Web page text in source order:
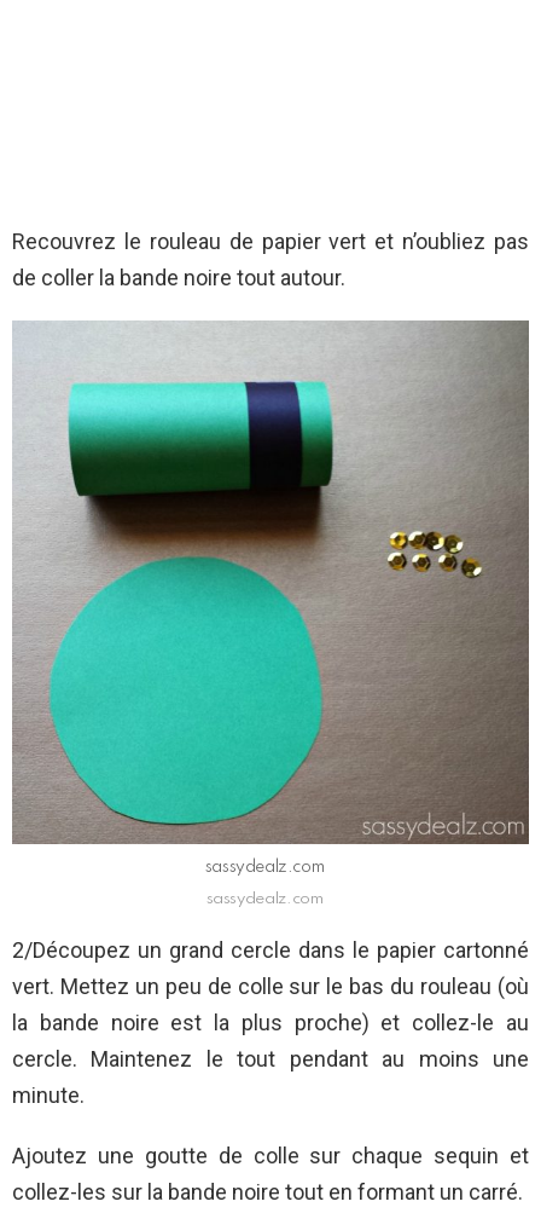
Recouvrez le rouleau de papier vert et n’oubliez pas
de coller la bande noire tout autour.
sassydealz.com
sassydealz.com
2/Découpez un grand cercle dans le papier cartonné
vert. Mettez un peu de colle sur le bas du rouleau (où
la bande noire est la plus proche) et collez-le au
cercle. Maintenez le tout pendant au moins une
minute.
Ajoutez une goutte de colle sur chaque sequin et
collez-les sur la bande noire tout en formant un carré.